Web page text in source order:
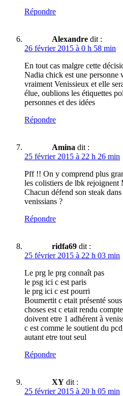
Répondre
Alexandre dit :
26 février 2015 à 0 h 58 min
En tout cas malgre cette
Nadia chick est une personne
vraiment Venissieux et elle
élue, oublions les étiquettes
personnes et des idées
Répondre
Amina dit :
25 février 2015 à 22 h 26 min
Pff !! On y comprend plus
les colistiers de lbk
Chacun défend son steak
venissians ?
Répondre
ridfa69 dit :
25 février 2015 à 22 h 03 min
Le prg le prg connaît pas
le psg ici c est paris
le prg ici c est pourri
Boumertit c etait présenté
choses est c etait rendu
doivent etre 1 adhérent à
c est comme le soutient du
autant etre tout seul
Répondre
XY dit :
25 février 2015 à 20 h 05 min